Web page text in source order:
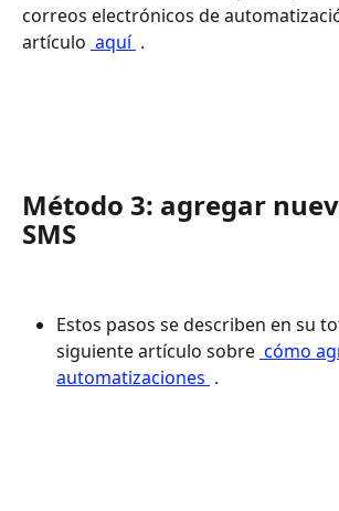
correos electrónicos de
artículo aquí .
Método 3: agregar
SMS
Estos pasos se describen en su
siguiente artículo sobre cómo
automatizaciones .